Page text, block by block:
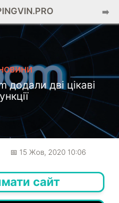
➡️
додали дві цікаві
📅 15 Жов, 2020 10:06
сайт